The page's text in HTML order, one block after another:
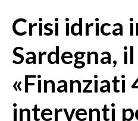
ORISTANO E PROVINCIA
GALLURA
NUORO E PROVINCIA
OGLIASTRA
AGENDA
Crisi idrica
Sardegna,
«Finanziati
interventi